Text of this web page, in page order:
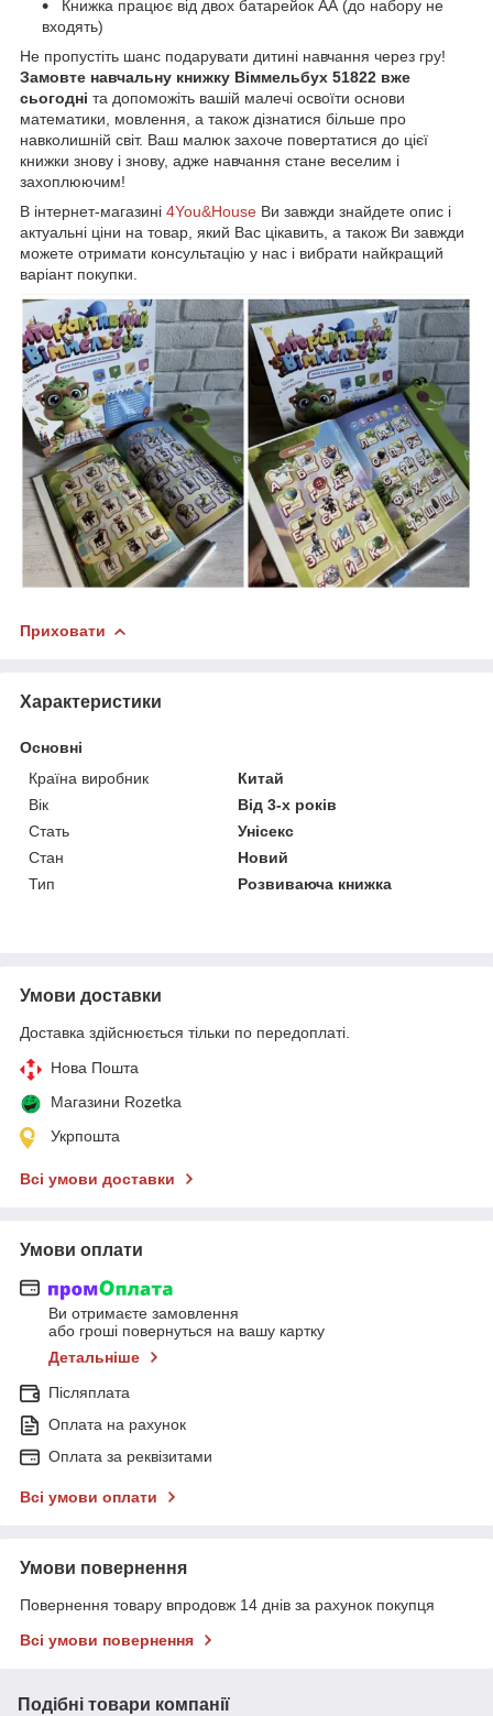
Книжка працює від двох батарейок АА (до набору не
входять)
Не пропустіть шанс подарувати дитині навчання через гру!
Замовте навчальну книжку Віммельбух 51822 вже
сьогодні та допоможіть вашій малечі освоїти основи
математики, мовлення, а також дізнатися більше про
навколишній світ. Ваш малюк захоче повертатися до цієї
книжки знову і знову, адже навчання стане веселим і
захоплюючим!
В інтернет-магазині 4You&House Ви завжди знайдете опис і
актуальні ціни на товар, який Вас цікавить, а також Ви завжди
можете отримати консультацію у нас і вибрати найкращий
варіант покупки.
Приховати
Характеристики
Основні
Країна виробник
Китай
Вік
Від 3-х років
Стать
Унісекс
Стан
Новий
Тип
Розвиваюча книжка
Умови доставки
Доставка здійснюється тільки по передоплаті.
Нова Пошта
Магазини Rozetka
Укрпошта
Всі умови доставки
Умови оплати
Ви отримаєте замовлення
або гроші повернуться на вашу картку
Детальніше
Післяплата
Оплата на рахунок
Оплата за реквізитами
Всі умови оплати
Умови повернення
Повернення товару впродовж 14 днів за рахунок покупця
Всі умови повернення
Подібні товари компанії